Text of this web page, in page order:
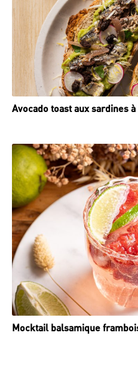
Avocado toast aux sardines
Mocktail balsamique